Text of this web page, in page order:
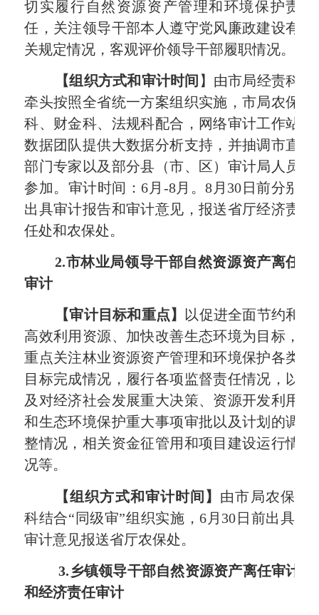
切实履行自然资源资产管理和环境保护责
任，关注领导干部本人遵守党风廉政建设有
关规定情况，客观评价领导干部履职情况。
【组织方式和审计时间 】由市局经责科
牵头按照全省统一方案组织实施，市局农保
科、财金科、法规科配合，网络审计工作站
数据团队提供大数据分析支持，并抽调市直
部门专家以及部分县（市、区）审计局人员
参加。审计时间：6 月 -8月。8 月 30 日前分别
出具审计报告和审计意见，报送省厅经济责
任处和农保处。
2.市林业局领导干部自然资源资产离任
审计
【审计目标和重点】
以促进全面节约和
高效利用资源、加快改善生态环境为目标，
重点关注林业资源资产管理和环境保护各类
目标完成情况，履行各项监督责任情况，以
及对经济社会发展重大决策、资源开发利用
和生态环境保护重大事项审批以及计划的调
整情况，相关资金征管用和项目建设运行情
况等。
【组织方式和审计时间】 由市局农保
科结合“同级审”组织实施，6 月 30日前出具
审计意见报送省厅农保处。
3. 乡镇领导干部自然资源资产离任审计
和经济责任审计